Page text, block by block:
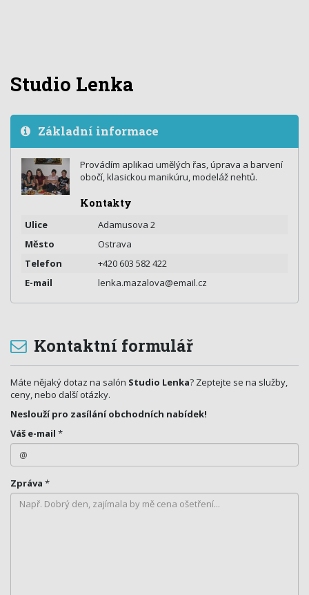
Studio Lenka
Základní informace
Provádím aplikaci umělých řas, úprava a barvení
obočí, klasickou manikúru, modeláž nehtů.
Kontakty
Ulice
Adamusova 2
Město
Ostrava
Telefon
+420 603 582 422
E-mail
lenka.mazalova@email.cz
Kontaktní formulář
Máte nějaký dotaz na salón Studio Lenka? Zeptejte se na služby,
ceny, nebo další otázky.
Neslouží pro zasílání obchodních nabídek!
Váš e-mail *
Zpráva *